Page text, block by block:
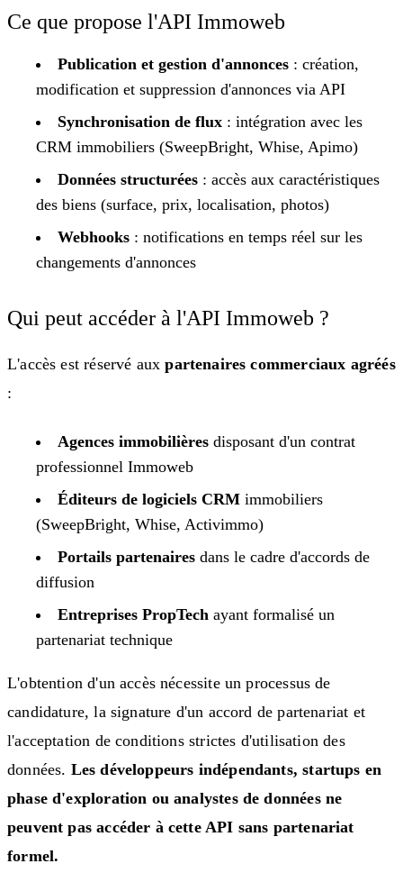
Ce que propose l'API Immoweb
Publication et gestion d'annonces : création,
modification et suppression d'annonces via API
Synchronisation de flux : intégration avec les
CRM immobiliers (SweepBright, Whise, Apimo)
Données structurées : accès aux caractéristiques
des biens (surface, prix, localisation, photos)
Webhooks : notifications en temps réel sur les
changements d'annonces
Qui peut accéder à l'API Immoweb ?
L'accès est réservé auxpartenaires commerciaux agréés
:
Agences immobilières disposant d'un contrat
professionnel Immoweb
Éditeurs de logiciels CRM immobiliers
(SweepBright, Whise, Activimmo)
Portails partenaires dans le cadre d'accords de
diffusion
Entreprises PropTech ayant formalisé un
partenariat technique
L'obtention d'un accès nécessite un processus de
candidature, la signature d'un accord de partenariat et
l'acceptation de conditions strictes d'utilisation des
données. Les développeurs indépendants, startups en
phase d'exploration ou analystes de données ne
peuvent pas accéder à cette API sans partenariat
formel.